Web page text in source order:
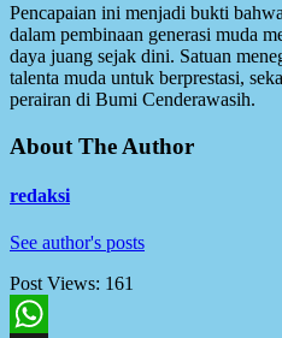
Pencapaian ini menjadi bukti
dalam pembinaan generasi muda
daya juang sejak dini. Satuan
talenta muda untuk berprestasi,
perairan di Bumi Cenderawasih.
About The Author
redaksi
See author's posts
Post Views: 161